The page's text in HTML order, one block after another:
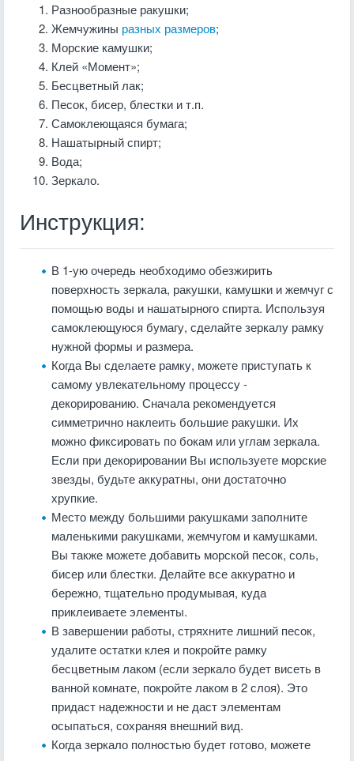
Разнообразные ракушки;
Жемчужины разных размеров;
Морские камушки;
Клей «Момент»;
Бесцветный лак;
Песок, бисер, блестки и т.п.
Самоклеющаяся бумага;
Нашатырный спирт;
Вода;
Зеркало.
Инструкция:
В 1-ую очередь необходимо обезжирить
поверхность зеркала, ракушки, камушки и жемчуг с
помощью воды и нашатырного спирта. Используя
самоклеющуюся бумагу, сделайте зеркалу рамку
нужной формы и размера.
Когда Вы сделаете рамку, можете приступать к
самому увлекательному процессу -
декорированию. Сначала рекомендуется
симметрично наклеить большие ракушки. Их
можно фиксировать по бокам или углам зеркала.
Если при декорировании Вы используете морские
звезды, будьте аккуратны, они достаточно
хрупкие.
Место между большими ракушками заполните
маленькими ракушками, жемчугом и камушками.
Вы также можете добавить морской песок, соль,
бисер или блестки. Делайте все аккуратно и
бережно, тщательно продумывая, куда
приклеиваете элементы.
В завершении работы, стряхните лишний песок,
удалите остатки клея и покройте рамку
бесцветным лаком (если зеркало будет висеть в
ванной комнате, покройте лаком в 2 слоя). Это
придаст надежности и не даст элементам
осыпаться, сохраняя внешний вид.
Когда зеркало полностью будет готово, можете